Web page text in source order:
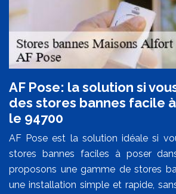
AF Pose: la solution si
des stores bannes facile
le 94700
AF Pose est la solution idéale si
stores bannes faciles à poser
proposons une gamme de stores
une installation simple et rapide,